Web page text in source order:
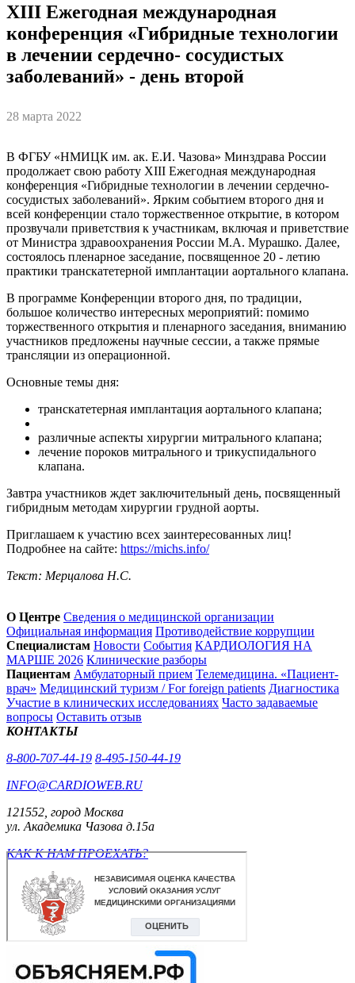
ХIII Ежегодная международная
конференция «Гибридные технологии
в лечении сердечно- сосудистых
заболеваний» - день второй
28 марта 2022
В ФГБУ «НМИЦК им. ак. Е.И. Чазова» Минздрава России
продолжает свою работу ХIII Ежегодная международная
конференция «Гибридные технологии в лечении сердечно-
сосудистых заболеваний». Ярким событием второго дня и
всей конференции стало торжественное открытие, в котором
прозвучали приветствия к участникам, включая и приветствие
от Министра здравоохранения России М.А. Мурашко. Далее,
состоялось пленарное заседание, посвященное 20 - летию
практики транскатетерной имплантации аортального клапана.
В программе Конференции второго дня, по традиции,
большое количество интересных мероприятий: помимо
торжественного открытия и пленарного заседания, вниманию
участников предложены научные сессии, а также прямые
трансляции из операционной.
Основные темы дня:
транскатетерная имплантация аортального клапана;
различные аспекты хирургии митрального клапана;
лечение пороков митрального и трикуспидального
клапана.
Завтра участников ждет заключительный день, посвященный
гибридным методам хирургии грудной аорты.
Приглашаем к участию всех заинтересованных лиц!
Подробнее на сайте: https://michs.info/
Текст: Мерцалова Н.С.
О Центре Сведения о медицинской организации
Официальная информация Противодействие коррупции
Специалистам Новости События КАРДИОЛОГИЯ НА
МАРШЕ 2026 Клинические разборы
Пациентам Амбулаторный прием Телемедицина. «Пациент-
врач» Медицинский туризм / For foreign patients Диагностика
Участие в клинических исследованиях Часто задаваемые
вопросы Оставить отзыв
КОНТАКТЫ
8-800-707-44-19 8-495-150-44-19
INFO@CARDIOWEB.RU
121552, город Москва
ул. Академика Чазова д.15а
КАК К НАМ ПРОЕХАТЬ?